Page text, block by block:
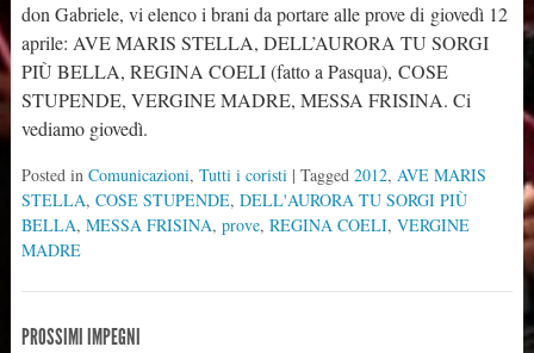
don Gabriele, vi elenco i brani da portare alle prove di giovedì 12
aprile: AVE MARIS STELLA, DELL’AURORA TU SORGI
PIÙ BELLA, REGINA COELI (fatto a Pasqua), COSE
STUPENDE, VERGINE MADRE, MESSA FRISINA. Ci
vediamo giovedì.
Posted in Comunicazioni, Tutti i coristi | Tagged 2012, AVE MARIS
STELLA, COSE STUPENDE, DELL'AURORA TU SORGI PIÙ
BELLA, MESSA FRISINA, prove, REGINA COELI, VERGINE
MADRE
PROSSIMI IMPEGNI